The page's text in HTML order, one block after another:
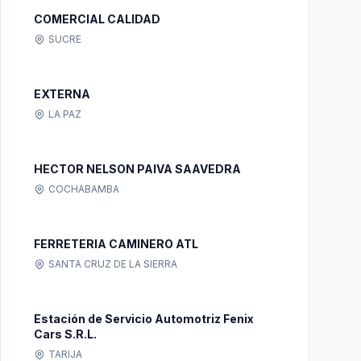
COMERCIAL CALIDAD
SUCRE
EXTERNA
LA PAZ
HECTOR NELSON PAIVA SAAVEDRA
COCHABAMBA
FERRETERIA CAMINERO ATL
SANTA CRUZ DE LA SIERRA
Estación de Servicio Automotriz Fenix
Cars S.R.L.
TARIJA